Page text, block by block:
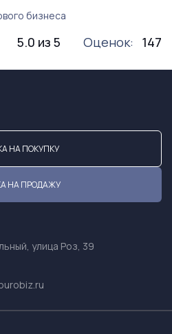
бизнеса
5.0 из 5 Оценок: 147
НА ПОКУПКУ
НА ПРОДАЖУ
улица Роз, 39